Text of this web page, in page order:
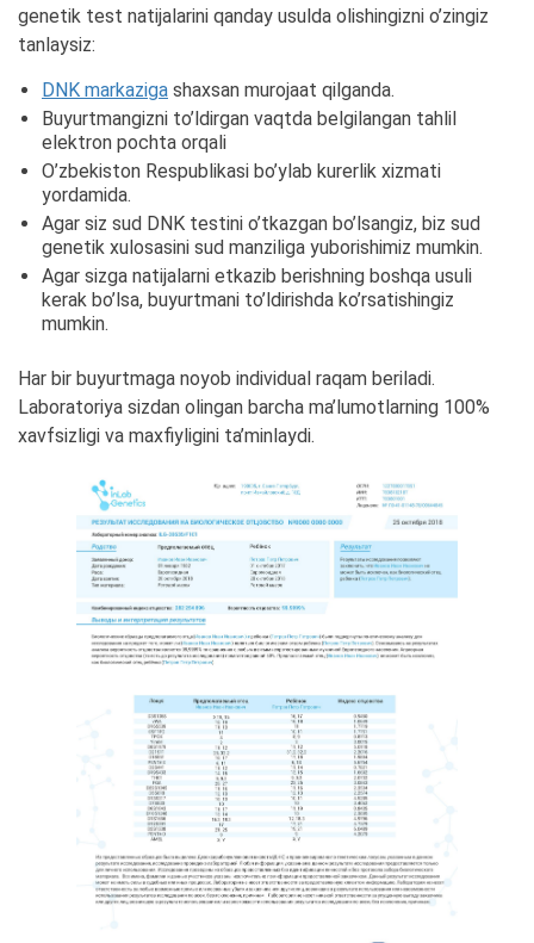
genetik test natijalarini qanday usulda olishingizni o’zingiz
tanlaysiz:
DNK markaziga shaxsan murojaat qilganda.
Buyurtmangizni to’ldirgan vaqtda belgilangan tahlil
elektron pochta orqali
O’zbekiston Respublikasi bo’ylab kurerlik xizmati
yordamida.
Agar siz sud DNK testini o’tkazgan bo’lsangiz, biz sud
genetik xulosasini sud manziliga yuborishimiz mumkin.
Agar sizga natijalarni etkazib berishning boshqa usuli
kerak bo’lsa, buyurtmani to’ldirishda ko’rsatishingiz
mumkin.
Har bir buyurtmaga noyob individual raqam beriladi.
Laboratoriya sizdan olingan barcha ma’lumotlarning 100%
xavfsizligi va maxfiyligini ta’minlaydi.